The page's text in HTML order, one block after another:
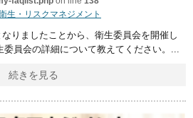
生・リスクマネジメント
りましたことから、衛生委員会を開催し
員会の詳細について教えてください。
続きを見る